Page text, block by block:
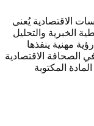
الاقتصادية يُعنى
الخبرية والتحليل
مهنية ينفذها
الصحافة الاقتصادية
المكتوبة